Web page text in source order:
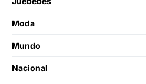
Moda
Mundo
Nacional